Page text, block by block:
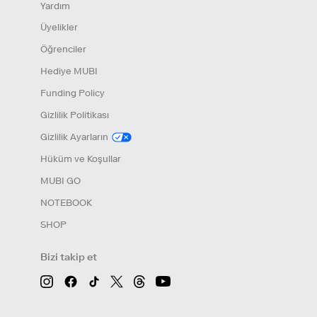
Bizi takip et
Yardım
Üyelikler
Öğrenciler
Hediye MUBI
Funding Policy
Gizlilik Politikası
Gizlilik Ayarların
Hüküm ve Koşullar
MUBI GO
NOTEBOOK
SHOP